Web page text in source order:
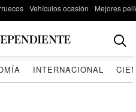
Vehículos ocasión Mejores
INTERNACIONAL